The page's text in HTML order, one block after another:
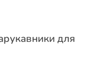
для